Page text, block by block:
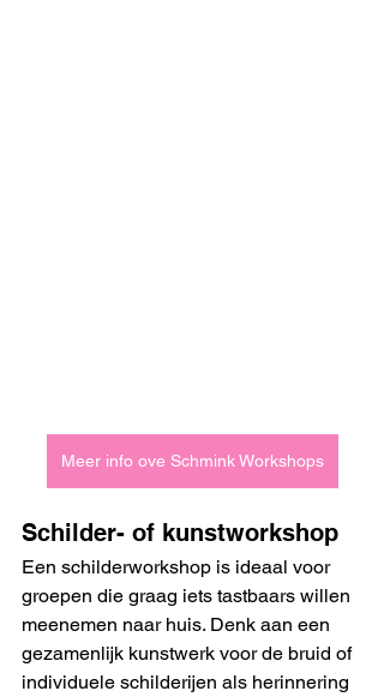
Meer info ove Schmink Workshops
Schilder- of kunstworkshop
Een schilderworkshop is ideaal voor
groepen die graag iets tastbaars willen
meenemen naar huis. Denk aan een
gezamenlijk kunstwerk voor de bruid of
individuele schilderijen als herinnering